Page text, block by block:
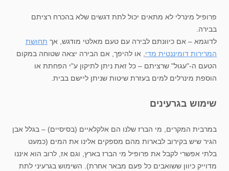
פרופיל מינרלי לא מתאים יכול לתת דגשים שלא בהכרח רציתם
בבירה.
לדוגמא – אם כיוונתם לבירה עם טעם מאלטי מודגש, אך תחושת
המרירות דומיננטית מדי , או להיפך, אם הבירה יצאה שטוחה במקום
הטעם ה-"עגול" שרציתם – כל זאת ניתן לתיקון ע"י הפחתת או
הוספת מינרלים למים בעזרת שיטות שניתן ליישם בבית.
שימוש בגרעינים
במרבית המקרים, מי הברז שלנו הם אלקלאיים (בסיסיים) – בגלל אבן
הגיר שיש בקירוב לבארות מהם מספקים אלינו את המים (כמעט
בלתי אפשרי לקבל את פרופיל מי הברז בארץ, וגם אז, לרוב הוא איננו
מדוייק כיוון ששואבים כל פעם מבאר אחרת). השימוש בגרעיני לתת